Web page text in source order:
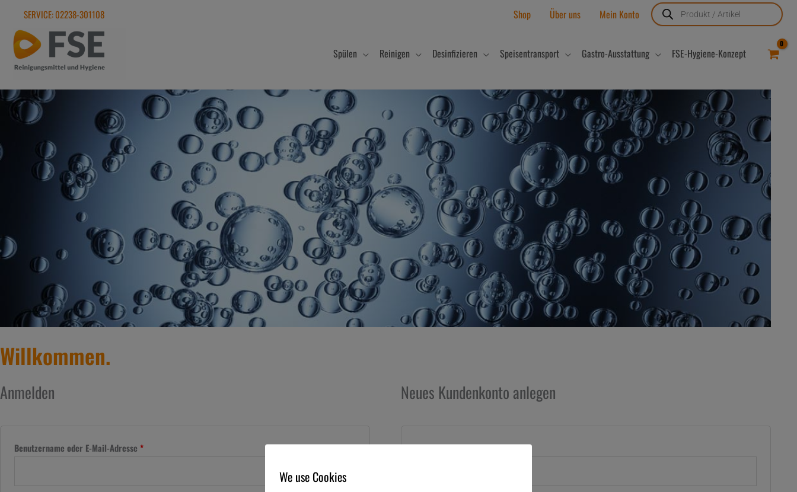
springen
SERVICE: 02238-301108 Shop Über uns Mein Konto
Products
search
Spülen Reinigen Desinfizieren Speisentransport Gastro-Ausstattung FSE-Hygiene-Konzept
Seniorenheim
Willkommen.
Anmelden
Benutzername oder E-Mail-Adresse *
Neues Kundenkonto anlegen
E-Mail-Adresse*
Erforderlich
We use Cookies